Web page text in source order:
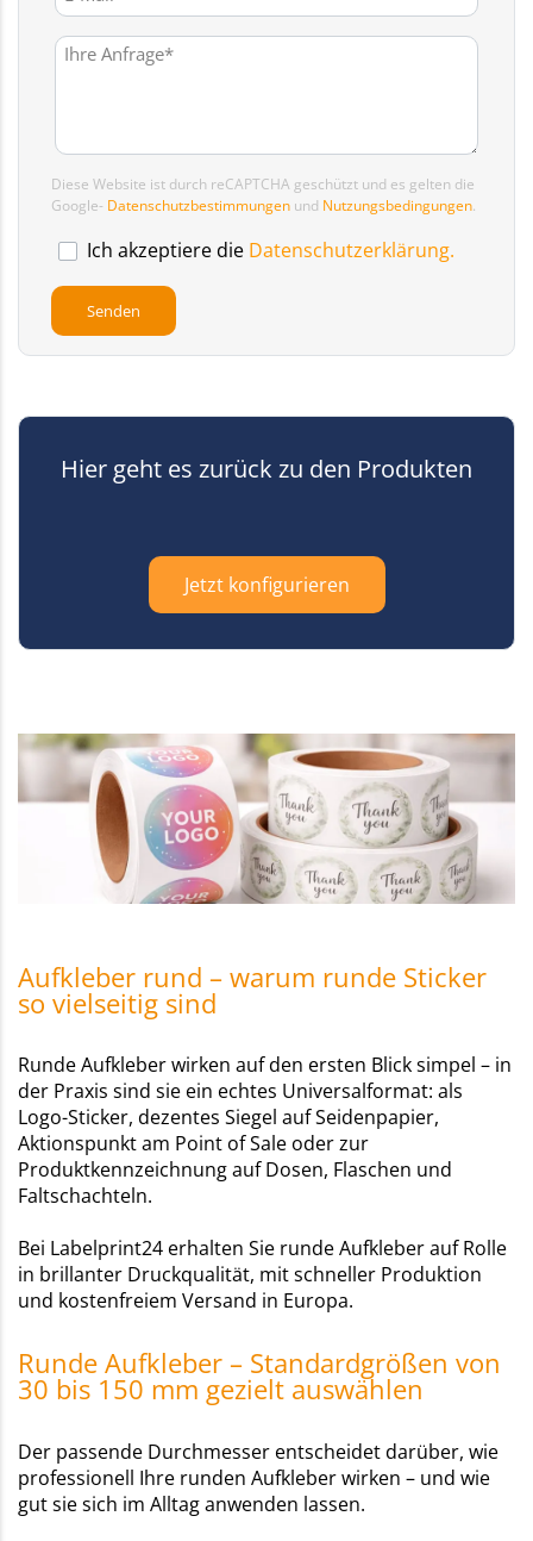
Diese Website ist durch reCAPTCHA geschützt und es gelten die
Google- Datenschutzbestimmungen und Nutzungsbedingungen.
Ich akzeptiere die Datenschutzerklärung.
Hier geht es zurück zu den Produkten
Jetzt konfigurieren
Aufkleber rund – warum runde Sticker
so vielseitig sind
Runde Aufkleber wirken auf den ersten Blick simpel – in
der Praxis sind sie ein echtes Universalformat: als
Logo-Sticker, dezentes Siegel auf Seidenpapier,
Aktionspunkt am Point of Sale oder zur
Produktkennzeichnung auf Dosen, Flaschen und
Faltschachteln.
Bei Labelprint24 erhalten Sie runde Aufkleber auf Rolle
in brillanter Druckqualität, mit schneller Produktion
und kostenfreiem Versand in Europa.
Runde Aufkleber – Standardgrößen von
30 bis 150 mm gezielt auswählen
Der passende Durchmesser entscheidet darüber, wie
professionell Ihre runden Aufkleber wirken – und wie
gut sie sich im Alltag anwenden lassen.